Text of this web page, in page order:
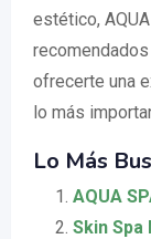
estético,
ofrecerte una
lo más
Lo Más
AQUA
Skin Spa